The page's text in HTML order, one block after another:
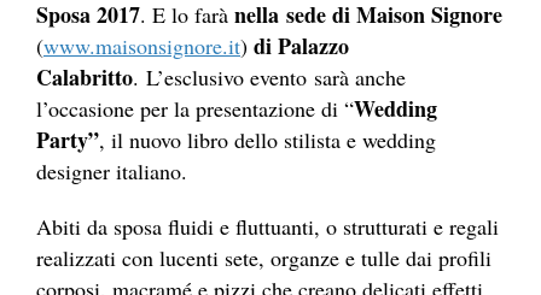
Sposa 2017. E lo farà nella sede di Maison Signore
(www.maisonsignore.it) di Palazzo
Calabritto. L’esclusivo evento sarà anche
l’occasione per la presentazione di “Wedding
Party”, il nuovo libro dello stilista e wedding
designer italiano.
Abiti da sposa fluidi e fluttuanti, o strutturati e regali
realizzati con lucenti sete, organze e tulle dai profili
corposi, macramé e pizzi che creano delicati effetti